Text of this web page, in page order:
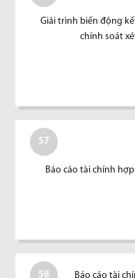
Giải trình biến động
chính soát
57
Báo cáo tài chính
58 Báo cáo tài